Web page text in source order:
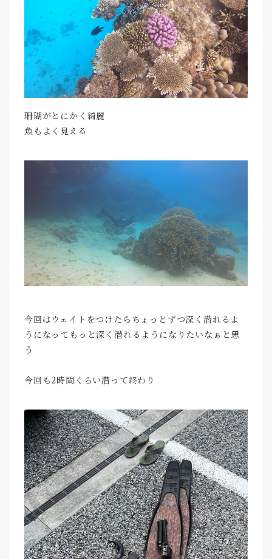
珊瑚がとにかく綺麗
魚もよく見える
今回はウェイトをつけたらちょっとずつ深く潜れるよ
うになってもっと深く潜れるようになりたいなぁと思
う
今回も2時間くらい潜って終わり